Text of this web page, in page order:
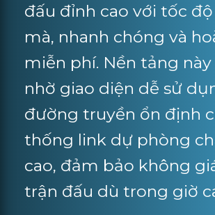
đấu đỉnh cao với tốc
mà, nhanh chóng và
miễn phí. Nền tảng
nhờ giao diện dễ sử
đường truyền ổn định
thống link dự phòng
cao, đảm bảo không
trận đấu dù trong giờ